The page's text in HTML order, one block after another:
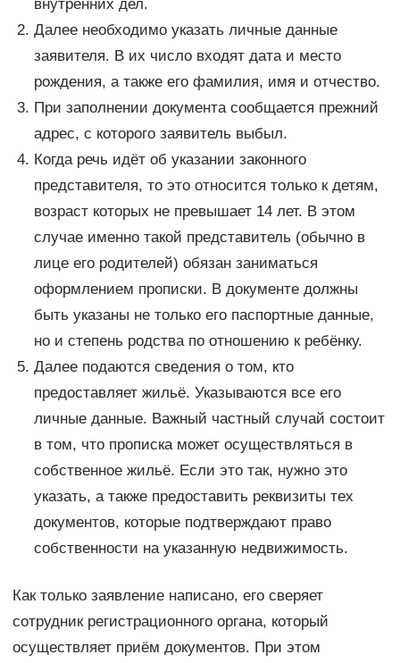
внутренних дел.
Далее необходимо указать личные данные
заявителя. В их число входят дата и место
рождения, а также его фамилия, имя и отчество.
При заполнении документа сообщается прежний
адрес, с которого заявитель выбыл.
Когда речь идёт об указании законного
представителя, то это относится только к детям,
возраст которых не превышает 14 лет. В этом
случае именно такой представитель (обычно в
лице его родителей) обязан заниматься
оформлением прописки. В документе должны
быть указаны не только его паспортные данные,
но и степень родства по отношению к ребёнку.
Далее подаются сведения о том, кто
предоставляет жильё. Указываются все его
личные данные. Важный частный случай состоит
в том, что прописка может осуществляться в
собственное жильё. Если это так, нужно это
указать, а также предоставить реквизиты тех
документов, которые подтверждают право
собственности на указанную недвижимость.
Как только заявление написано, его сверяет
сотрудник регистрационного органа, который
осуществляет приём документов. При этом